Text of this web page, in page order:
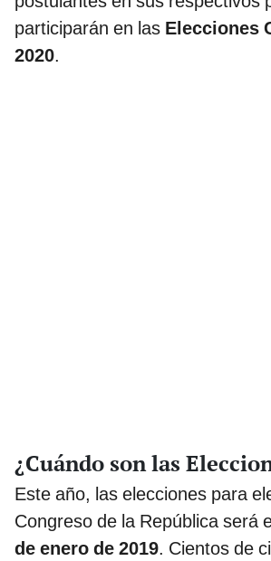
participarán en las Elecciones
2020.
¿Cuándo son las
Este año, las elecciones para
Congreso de la República será
de enero de 2019. Cientos de